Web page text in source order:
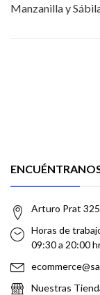
Manzanilla y
Arturo Prat
Horas de
09:30 a 20:00
Nuestras